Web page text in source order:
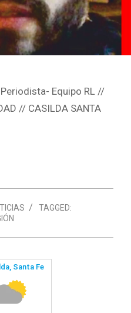
Periodista- Equipo RL //
// CASILDA SANTA
TAGGED: